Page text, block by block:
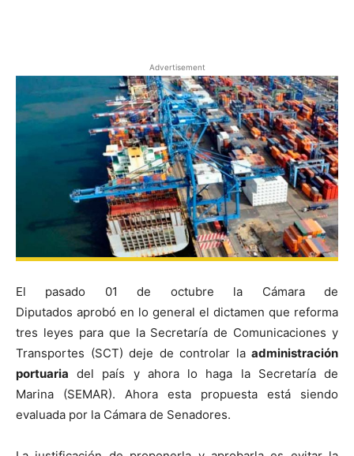
Advertisement
El pasado 01 de octubre la Cámara de
Diputados aprobó en lo general el dictamen que reforma
tres leyes para que la Secretaría de Comunicaciones y
Transportes (SCT) deje de controlar la administración
portuaria del país y ahora lo haga la Secretaría de
Marina (SEMAR). Ahora esta propuesta está siendo
evaluada por la Cámara de Senadores.